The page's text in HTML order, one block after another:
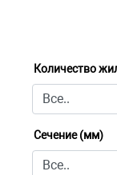
Количество
Сечение (мм)